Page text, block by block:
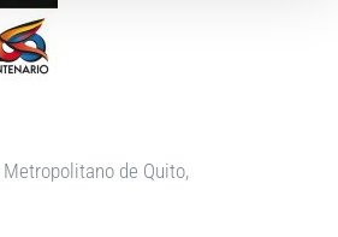
de Quito,